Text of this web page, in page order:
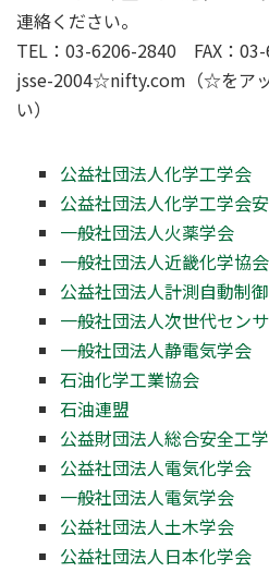
連絡ください。
TEL：03-6206-2840 FAX：
jsse-2004☆nifty.com（☆をア
い）
公益社団法人化学工学会
公益社団法人化学工学会
一般社団法人火薬学会
一般社団法人近畿化学協会
公益社団法人計測自動制
一般社団法人次世代セン
一般社団法人静電気学会
石油化学工業協会
石油連盟
公益財団法人総合安全工
公益社団法人電気化学会
一般社団法人電気学会
公益社団法人土木学会
公益社団法人日本化学会